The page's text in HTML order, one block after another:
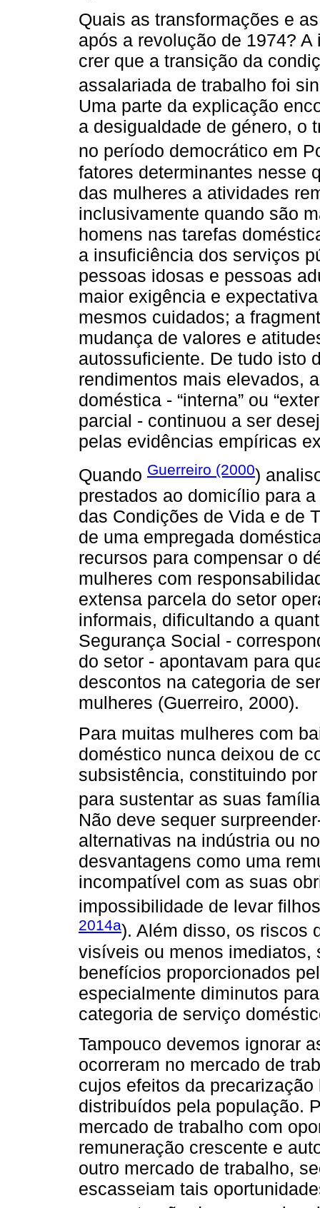
Quais as transformações e
após a revolução de 1974?
crer que a transição da
assalariada de trabalho foi
Uma parte da explicação
a desigualdade de género, o
no período democrático em
fatores determinantes nesse
das mulheres a atividades
inclusivamente quando são
homens nas tarefas
a insuficiência dos serviços
pessoas idosas e pessoas
maior exigência e
mesmos cuidados; a
mudança de valores e
autossuficiente. De tudo isto
rendimentos mais elevados,
doméstica - “interna” ou
parcial - continuou a ser
pelas evidências empíricas
Quando Guerreiro (2000)
prestados ao domicílio para
das Condições de Vida e de
de uma empregada
recursos para compensar o
mulheres com
extensa parcela do setor
informais, dificultando a
Segurança Social -
do setor - apontavam para
descontos na categoria de
mulheres (Guerreiro, 2000).
Para muitas mulheres com
doméstico nunca deixou de
subsistência, constituindo
para sustentar as suas
Não deve sequer
alternativas na indústria ou
desvantagens como uma
incompatível com as suas
impossibilidade de levar
2014a). Além disso, os riscos
visíveis ou menos imediatos,
benefícios proporcionados
especialmente diminutos
categoria de serviço
Tampouco devemos ignorar
ocorreram no mercado de
cujos efeitos da
distribuídos pela população.
mercado de trabalho com
remuneração crescente e
outro mercado de trabalho,
escasseiam tais